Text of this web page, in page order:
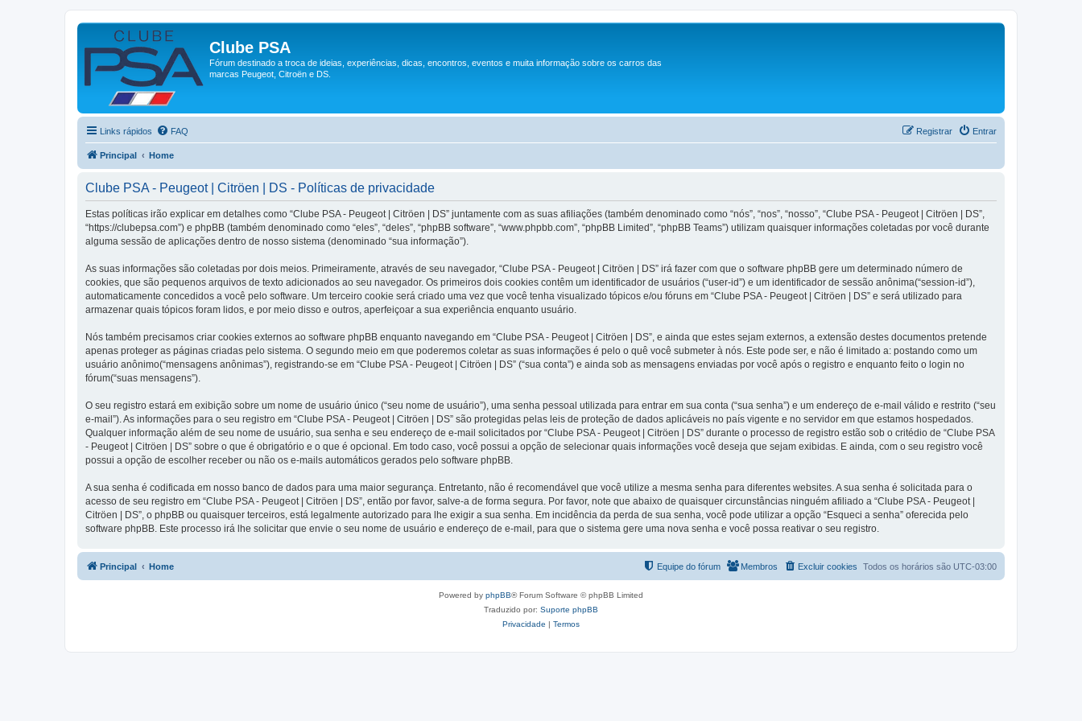
Clube PSA
Fórum destinado a troca de ideias, experiências, dicas, encontros, eventos e muita informação sobre os carros das
marcas Peugeot, Citroën e DS.
Links rápidos FAQ Entrar
Registrar
Principal Home
Clube PSA - Peugeot | Citröen | DS - Políticas de privacidade
Estas políticas irão explicar em detalhes como “Clube PSA - Peugeot | Citröen | DS” juntamente com as suas afiliações (também denominado como “nós”, “nos”, “nosso”, “Clube PSA - Peugeot | Citröen | DS”,
“https://clubepsa.com”) e phpBB (também denominado como “eles”, “deles”, “phpBB software”, “www.phpbb.com”, “phpBB Limited”, “phpBB Teams”) utilizam quaisquer informações coletadas por você durante
alguma sessão de aplicações dentro de nosso sistema (denominado “sua informação”).
As suas informações são coletadas por dois meios. Primeiramente, através de seu navegador, “Clube PSA - Peugeot | Citröen | DS” irá fazer com que o software phpBB gere um determinado número de
cookies, que são pequenos arquivos de texto adicionados ao seu navegador. Os primeiros dois cookies contêm um identificador de usuários (“user-id”) e um identificador de sessão anônima(“session-id”),
automaticamente concedidos a você pelo software. Um terceiro cookie será criado uma vez que você tenha visualizado tópicos e/ou fóruns em “Clube PSA - Peugeot | Citröen | DS” e será utilizado para
armazenar quais tópicos foram lidos, e por meio disso e outros, aperfeiçoar a sua experiência enquanto usuário.
Nós também precisamos criar cookies externos ao software phpBB enquanto navegando em “Clube PSA - Peugeot | Citröen | DS”, e ainda que estes sejam externos, a extensão destes documentos pretende
apenas proteger as páginas criadas pelo sistema. O segundo meio em que poderemos coletar as suas informações é pelo o quê você submeter à nós. Este pode ser, e não é limitado a: postando como um
usuário anônimo(“mensagens anônimas”), registrando-se em “Clube PSA - Peugeot | Citröen | DS” (“sua conta”) e ainda sob as mensagens enviadas por você após o registro e enquanto feito o login no
fórum(“suas mensagens”).
O seu registro estará em exibição sobre um nome de usuário único (“seu nome de usuário”), uma senha pessoal utilizada para entrar em sua conta (“sua senha”) e um endereço de e-mail válido e restrito (“seu
e-mail”). As informações para o seu registro em “Clube PSA - Peugeot | Citröen | DS” são protegidas pelas leis de proteção de dados aplicáveis no país vigente e no servidor em que estamos hospedados.
Qualquer informação além de seu nome de usuário, sua senha e seu endereço de e-mail solicitados por “Clube PSA - Peugeot | Citröen | DS” durante o processo de registro estão sob o critédio de “Clube PSA
- Peugeot | Citröen | DS” sobre o que é obrigatório e o que é opcional. Em todo caso, você possui a opção de selecionar quais informações você deseja que sejam exibidas. E ainda, com o seu registro você
possui a opção de escolher receber ou não os e-mails automáticos gerados pelo software phpBB.
A sua senha é codificada em nosso banco de dados para uma maior segurança. Entretanto, não é recomendável que você utilize a mesma senha para diferentes websites. A sua senha é solicitada para o
acesso de seu registro em “Clube PSA - Peugeot | Citröen | DS”, então por favor, salve-a de forma segura. Por favor, note que abaixo de quaisquer circunstâncias ninguém afiliado a “Clube PSA - Peugeot |
Citröen | DS”, o phpBB ou quaisquer terceiros, está legalmente autorizado para lhe exigir a sua senha. Em incidência da perda de sua senha, você pode utilizar a opção “Esqueci a senha” oferecida pelo
software phpBB. Este processo irá lhe solicitar que envie o seu nome de usuário e endereço de e-mail, para que o sistema gere uma nova senha e você possa reativar o seu registro.
Principal Home Todos os horários são UTC-03:00
Excluir cookies
Membros
Equipe do fórum
Powered by phpBB® Forum Software © phpBB Limited
Traduzido por: Suporte phpBB
Privacidade | Termos